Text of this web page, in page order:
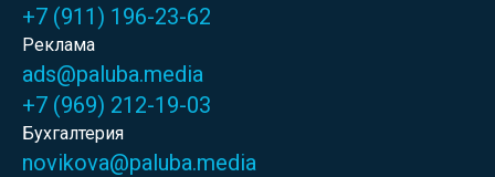
+7 (911) 196-23-62
Реклама
ads@paluba.media
+7 (969) 212-19-03
Бухгалтерия
novikova@paluba.media